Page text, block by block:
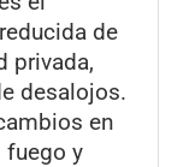
de
privada,
desalojos.
en
fuego y